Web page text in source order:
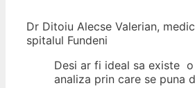
Dr Ditoiu Alecse Valerian,
spitalul Fundeni
Desi ar fi ideal sa existe o
analiza prin care se puna